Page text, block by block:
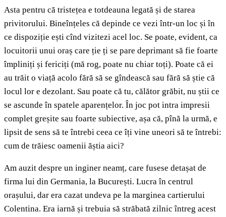
Asta pentru că tristețea e totdeauna legată și de starea
privitorului. Bineînțeles că depinde ce vezi într-un loc și în
ce dispoziție ești cînd vizitezi acel loc. Se poate, evident, ca
locuitorii unui oraș care ție ți se pare deprimant să fie foarte
împliniți și fericiți (mă rog, poate nu chiar toți). Poate că ei
au trăit o viață acolo fără să se gîndească sau fără să știe că
locul lor e dezolant. Sau poate că tu, călător grăbit, nu știi ce
se ascunde în spatele aparențelor. În joc pot intra impresii
complet greșite sau foarte subiective, așa că, pînă la urmă, e
lipsit de sens să te întrebi ceea ce îți vine uneori să te întrebi:
cum de trăiesc oamenii ăștia aici?
Am auzit despre un inginer neamț, care fusese detașat de
firma lui din Germania, la București. Lucra în centrul
orașului, dar era cazat undeva pe la marginea cartierului
Colentina. Era iarnă și trebuia să străbată zilnic întreg acest